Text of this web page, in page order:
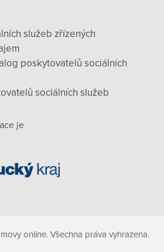
služeb zřízených
poskytovatelů sociálních
sociálních služeb
je
online. Všechna práva vyhrazena.